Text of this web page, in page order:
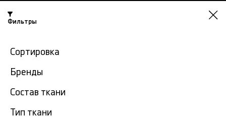
Нижний
Новгород
-15% на ткани по промокоду NY15
ГлавнаяЛьняная ткань
Лен 100% в Нижнем
Фильтры
Сортировка
Бренды
Состав ткани
Тип ткани